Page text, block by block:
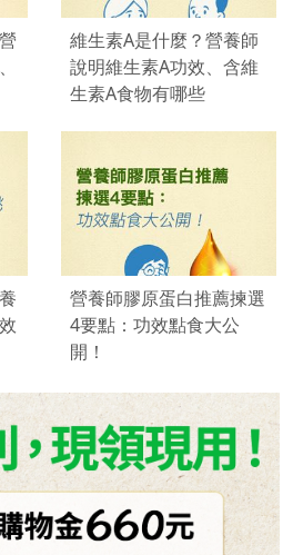
維生素A是什麼？營養師
說明維生素A功效、含維
生素A食物有哪些
營養師膠原蛋白推薦揀選
4要點：功效點食大公
開！